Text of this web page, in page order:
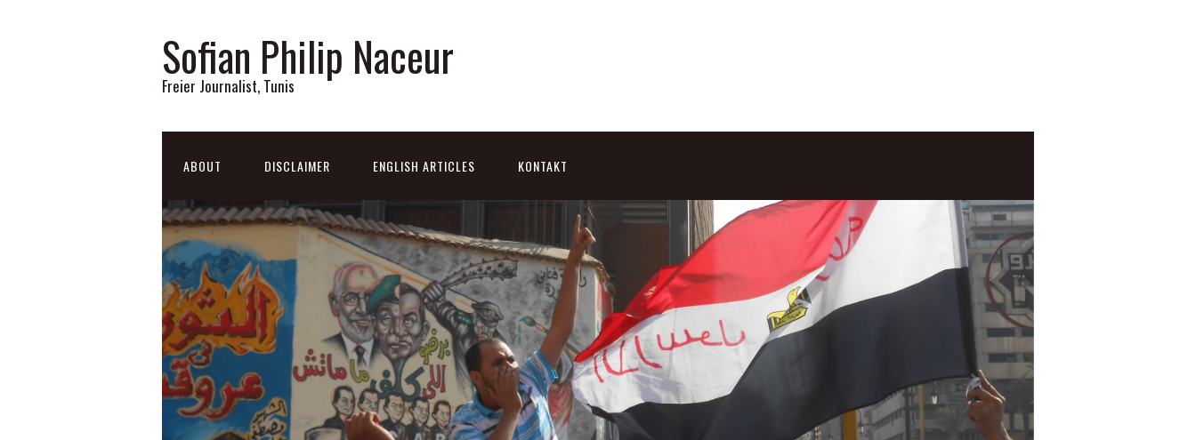
Sofian Philip Naceur
Freier Journalist, Tunis
ABOUT DISCLAIMER ENGLISH ARTICLES KONTAKT